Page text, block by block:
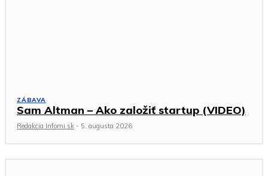
ZÁBAVA
Sam Altman – Ako založiť startup (VIDEO)
Redakcia Infomi.sk - 5. augusta 2026